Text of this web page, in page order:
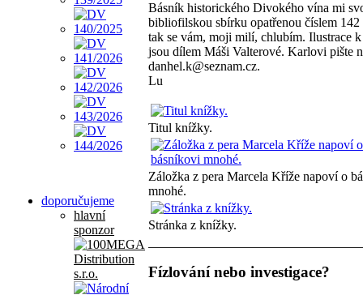
doporučujeme
hlavní
sponzor
Básník historického Divokého vína mi
bibliofilskou sbírku opatřenou číslem 142
tak se vám, moji milí, chlubím. Ilustrace
jsou dílem Máši Valterové. Karlovi pište
danhel.k@seznam.cz.
Lu
Titul knížky.
Záložka z pera Marcela Kříže napoví o
mnohé.
Stránka z knížky.
Fízlování nebo investigace?